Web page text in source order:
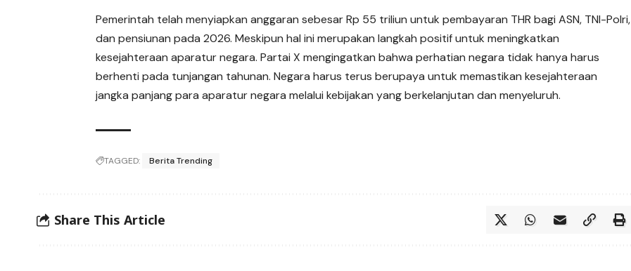
Pemerintah telah menyiapkan anggaran sebesar Rp 55 triliun untuk pembayaran THR bagi ASN, TNI-Polri,
dan pensiunan pada 2026. Meskipun hal ini merupakan langkah positif untuk meningkatkan
kesejahteraan aparatur negara. Partai X mengingatkan bahwa perhatian negara tidak hanya harus
berhenti pada tunjangan tahunan. Negara harus terus berupaya untuk memastikan kesejahteraan
jangka panjang para aparatur negara melalui kebijakan yang berkelanjutan dan menyeluruh.
TAGGED: Berita Trending
Share This Article